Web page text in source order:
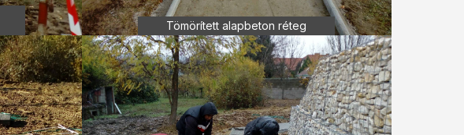
Tömörített alapbeton réteg